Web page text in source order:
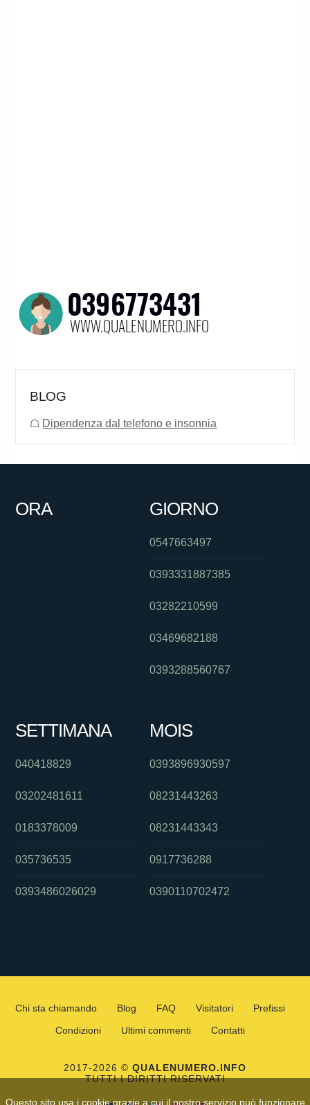
Questo sito usa i cookie grazie a cui il nostro servizio può funzionare
BLOG
☖ Dipendenza dal telefono e insonnia
ORA GIORNO
0547663497
0393331887385
03282210599
03469682188
0393288560767
SETTIMANA
040418829
03202481611
0183378009
035736535
0393486026029
MOIS
0393896930597
08231443263
08231443343
0917736288
0390110702472
Chi sta chiamando Blog FAQ Visitatori
Prefissi
Condizioni
Ultimi commenti Contatti
2017-2026 © QUALENUMERO.INFO
TUTTI I DIRITTI RISERVATI